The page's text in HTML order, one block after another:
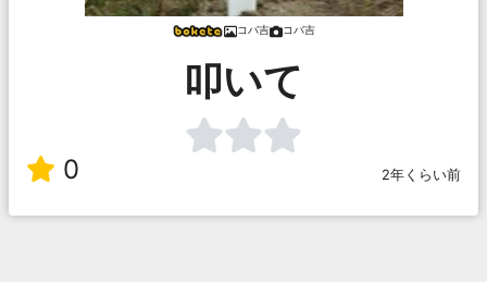
コバ吉 コバ吉
叩いて
0 2年くらい前